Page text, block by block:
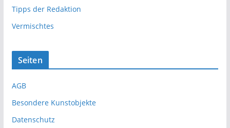
Tipps der Redaktion
Vermischtes
Seiten
AGB
Besondere Kunstobjekte
Datenschutz